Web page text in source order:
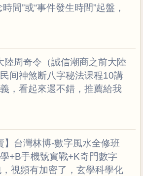
間”或“事件發生時間”起盤，
陸周奇令（誠信潮商之前大陸
间神煞断八字秘法课程10講
，看起來還不錯，推薦給我
】台灣林博-數字風水全修班
+B手機號實戰+K奇門數字
視頻有加密了，玄學科學化